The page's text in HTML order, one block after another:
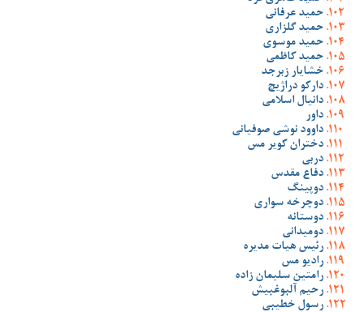
حمید عرفانی
حمید گلزاری
حمید موسوی
حمید کاظمی
خشایار زبرجد
دارکو دراژیچ
دانیال اسلامی
داور
داوود نوشی صوفیانی
دختران کویر مس
دربی
دفاع مقدس
دوپینگ
دوچرخه سواری
دوستانه
دومیدانی
رئیس هیات مدیره
رادیو مس
رامتین سلیمان زاده
رحیم آلبوغبیش
رسول خطیبی